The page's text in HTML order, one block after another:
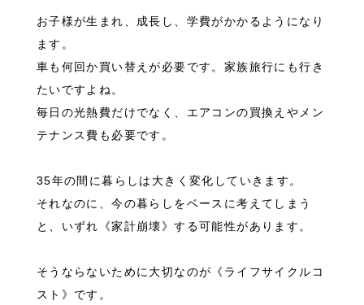
お子様が生まれ、成長し、学費がかかるようになり
ます。
車も何回か買い替えが必要です。家族旅行にも行き
たいですよね。
毎日の光熱費だけでなく、エアコンの買換えやメン
テナンス費も必要です。
35年の間に暮らしは大きく変化していきます。
それなのに、今の暮らしをベースに考えてしまう
と、いずれ《家計崩壊》する可能性があります。
そうならないために大切なのが《ライフサイクルコ
スト》です。